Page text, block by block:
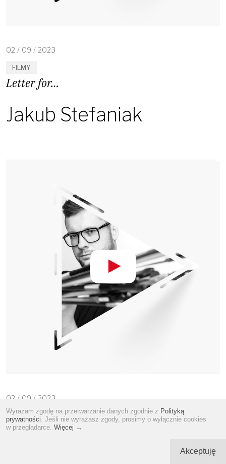
02 / 09 / 2023
FILMY
Letter for…
Jakub Stefaniak
02 / 09 / 2023
FILMY
In between
Wyrażam zgodę na przetwarzanie danych zgodnie z Polityką
prywatności. Jeśli nie wyrażasz zgody, prosimy o wyłącznie cookies
w przeglądarce. Więcej →
Akceptuję